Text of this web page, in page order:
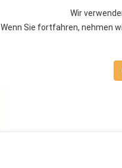
Wir
Wenn Sie fortfahren, nehmen